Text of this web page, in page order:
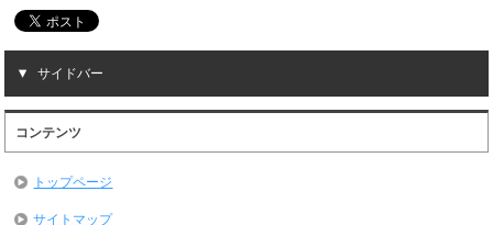
サイドバー
コンテンツ
トップページ
サイトマップ